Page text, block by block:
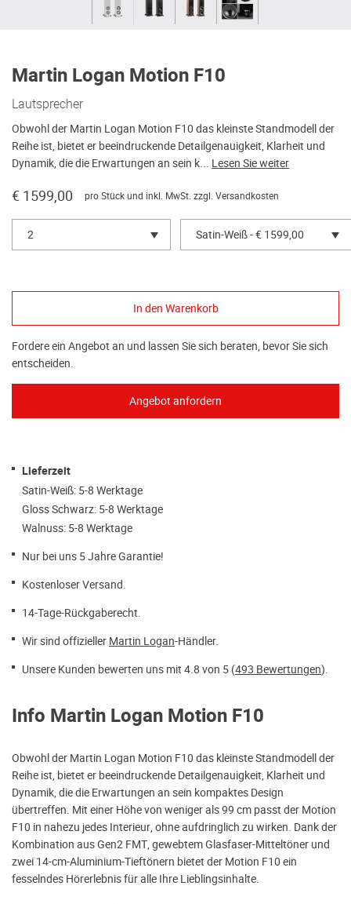
Martin Logan Motion F10
Lautsprecher
Obwohl der Martin Logan Motion F10 das kleinste Standmodell der
Reihe ist, bietet er beeindruckende Detailgenauigkeit, Klarheit und
Dynamik, die die Erwartungen an sein k... Lesen Sie weiter
€ 1599,00 pro Stück und inkl. MwSt. zzgl. Versandkosten
2 Satin-Weiß - € 1599,00
Fordere ein Angebot an und lassen Sie sich beraten, bevor Sie sich
entscheiden.
Lieferzeit
Satin-Weiß: 5-8 Werktage
Gloss Schwarz: 5-8 Werktage
Walnuss: 5-8 Werktage
Nur bei uns 5 Jahre Garantie!
Kostenloser Versand.
14-Tage-Rückgaberecht.
Wir sind offizieller Martin Logan-Händler.
Unsere Kunden bewerten uns mit 4.8 von 5 (493 Bewertungen).
Info Martin Logan Motion F10
Obwohl der Martin Logan Motion F10 das kleinste Standmodell der
Reihe ist, bietet er beeindruckende Detailgenauigkeit, Klarheit und
Dynamik, die die Erwartungen an sein kompaktes Design
übertreffen. Mit einer Höhe von weniger als 99 cm passt der Motion
F10 in nahezu jedes Interieur, ohne aufdringlich zu wirken. Dank der
Kombination aus Gen2 FMT, gewebtem Glasfaser-Mitteltöner und
zwei 14-cm-Aluminium-Tieftönern bietet der Motion F10 ein
fesselndes Hörerlebnis für alle Ihre Lieblingsinhalte.